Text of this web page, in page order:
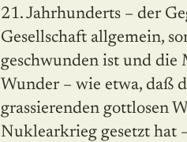
21. Jahrhunderts – der
Gesellschaft allgemein,
geschwunden ist und die
Wunder – wie etwa, daß
grassierenden gottlosen
Nuklearkrieg gesetzt hat